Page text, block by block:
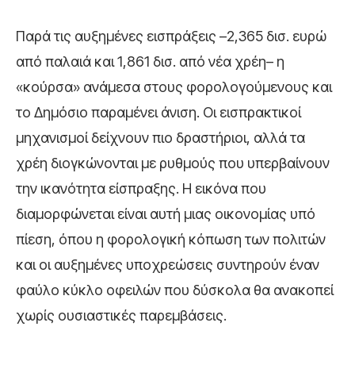
Παρά τις αυξημένες εισπράξεις –2,365 δισ. ευρώ
από παλαιά και 1,861 δισ. από νέα χρέη– η
«κούρσα» ανάμεσα στους φορολογούμενους και
το Δημόσιο παραμένει άνιση. Οι εισπρακτικοί
μηχανισμοί δείχνουν πιο δραστήριοι, αλλά τα
χρέη διογκώνονται με ρυθμούς που υπερβαίνουν
την ικανότητα είσπραξης. Η εικόνα που
διαμορφώνεται είναι αυτή μιας οικονομίας υπό
πίεση, όπου η φορολογική κόπωση των πολιτών
και οι αυξημένες υποχρεώσεις συντηρούν έναν
φαύλο κύκλο οφειλών που δύσκολα θα ανακοπεί
χωρίς ουσιαστικές παρεμβάσεις.